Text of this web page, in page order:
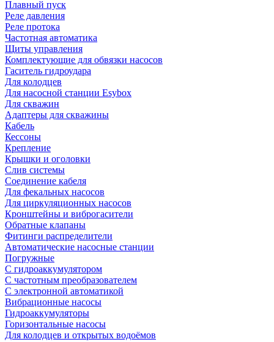
Плавный пуск
Реле давления
Реле протока
Частотная автоматика
Щиты управления
Комплектующие для обвязки насосов
Гаситель гидроудара
Для колодцев
Для насосной станции Esybox
Для скважин
Адаптеры для скважины
Кабель
Кессоны
Крепление
Крышки и оголовки
Слив системы
Соединение кабеля
Для фекальных насосов
Для циркуляционных насосов
Кронштейны и виброгасители
Обратные клапаны
Фитинги распределители
Автоматические насосные станции
Погружные
С гидроаккумулятором
С частотным преобразователем
С электронной автоматикой
Вибрационные насосы
Гидроаккумуляторы
Горизонтальные насосы
Для колодцев и открытых водоёмов